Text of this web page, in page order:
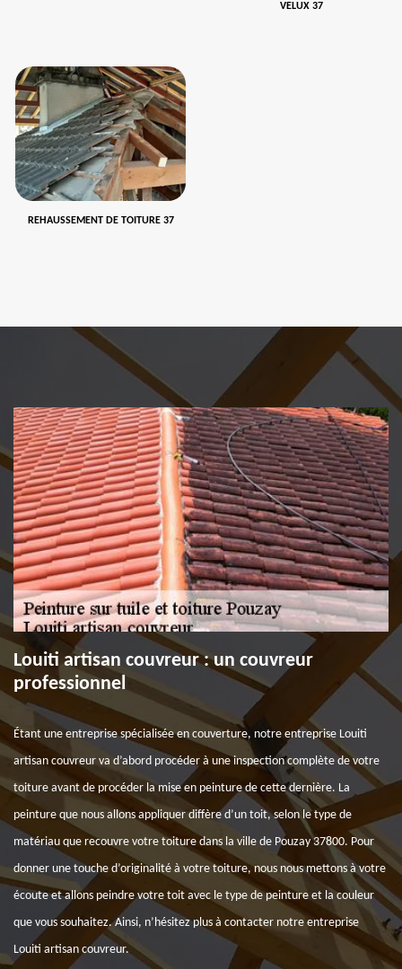
VELUX 37
REHAUSSEMENT DE TOITURE 37
Louiti artisan couvreur : un couvreur
professionnel
Étant une entreprise spécialisée en couverture, notre entreprise Louiti
artisan couvreur va d’abord procéder à une inspection complète de votre
toiture avant de procéder la mise en peinture de cette dernière. La
peinture que nous allons appliquer diffère d’un toit, selon le type de
matériau que recouvre votre toiture dans la ville de Pouzay 37800. Pour
donner une touche d’originalité à votre toiture, nous nous mettons à votre
écoute et allons peindre votre toit avec le type de peinture et la couleur
que vous souhaitez. Ainsi, n’hésitez plus à contacter notre entreprise
Louiti artisan couvreur.